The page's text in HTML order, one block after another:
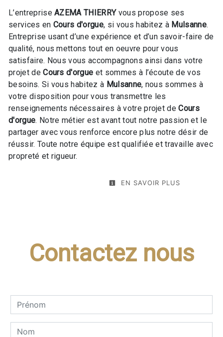
L’entrepriseAZEMA THIERRYvous propose ses
services en Cours d'orgue, si vous habitez à Mulsanne.
Entreprise usant d’une expérience et d’un savoir-faire de
qualité, nous mettons tout en oeuvre pour vous
satisfaire. Nous vous accompagnons ainsi dans votre
projet deCours d'orgue et sommes à l’écoute de vos
besoins. Si vous habitez à Mulsanne, nous sommes à
votre disposition pour vous transmettre les
renseignements nécessaires à votre projet deCours
d'orgue. Notre métier est avant tout notre passion et le
partager avec vous renforce encore plus notre désir de
réussir. Toute notre équipe est qualifiée et travaille avec
propreté et rigueur.
EN SAVOIR PLUS
Contactez nous